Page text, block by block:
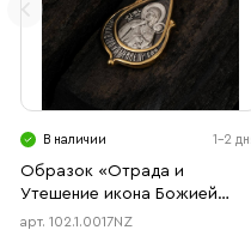
В наличии 1-2
Образок «Отрада и
Утешение икона Божией
Матери в форме цаты»
арт. 102.1.0017NZ